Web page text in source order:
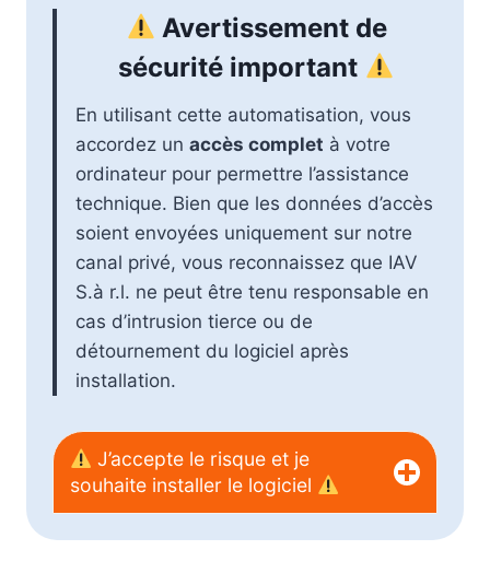
Avertissement de
sécurité important
En utilisant cette automatisation, vous
accordez un accès complet à votre
ordinateur pour permettre l’assistance
technique. Bien que les données d’accès
soient envoyées uniquement sur notre
canal privé, vous reconnaissez que IAV
S.à r.l. ne peut être tenu responsable en
cas d’intrusion tierce ou de
détournement du logiciel après
installation.
J’accepte le risque et je
souhaite installer le logiciel